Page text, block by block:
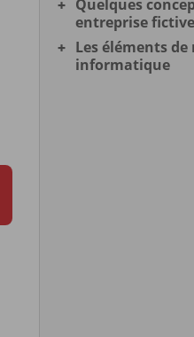
Quelques
entreprise fictive
Les éléments de
informatique